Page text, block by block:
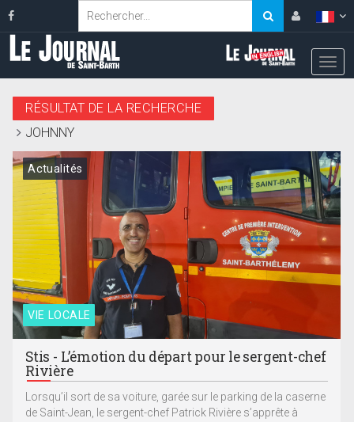
RÉSULTAT DE LA RECHERCHE
JOHNNY
VIE LOCALE
Actualités
Stis - L’émotion du départ pour le sergent-chef
Rivière
Lorsqu’il sort de sa voiture, garée sur le parking de la caserne
de Saint-Jean, le sergent-chef Patrick Rivière s’apprête à